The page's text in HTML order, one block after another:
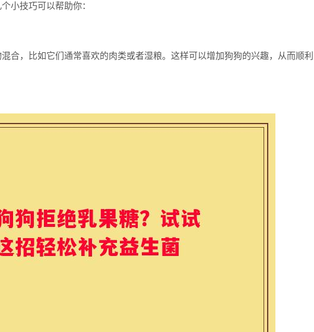
小技巧可以帮助你：
合，比如它们通常喜欢的肉类或者湿粮。这样可以增加狗狗的兴趣，从而顺利